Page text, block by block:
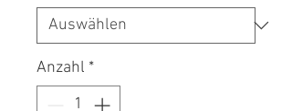
Anzahl *